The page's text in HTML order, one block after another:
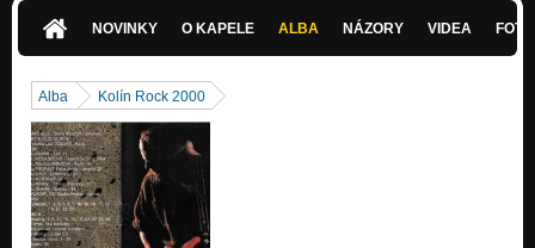
50.
Nezařazeno
NOVINKY O KAPELE ALBA NÁZORY VIDEA
Alba Kolín Rock 2000